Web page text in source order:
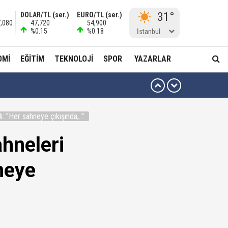
DOLAR/TL (ser.)
47,720
%0.15
EURO/TL (ser.)
54,900
%0.18
31°
İstanbul
EĞITIM TEKNOLOJI SPOR YAZARLAR
oradan alırım…'
düzenli para göndermiş!
edilmeye razıyım'
sahneye çıkışında,.."